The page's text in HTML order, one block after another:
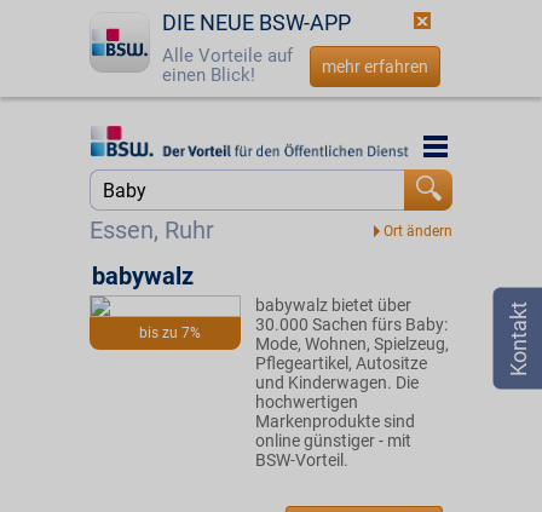
DIE NEUE BSW-APP
Alle Vorteile auf
einen Blick!
mehr erfahren
Startseite
Jetzt BSW-Mitglied werden
Login
☎ 0800 - 279 25 82
Essen, Ruhr
Startseite
bis zu 7%
babywalz
babywalz bietet über
30.000 Sachen fürs Baby:
Mode, Wohnen, Spielzeug,
Pflegeartikel, Autositze
und Kinderwagen. Die
hochwertigen
Markenprodukte sind
online günstiger - mit
BSW-Vorteil.